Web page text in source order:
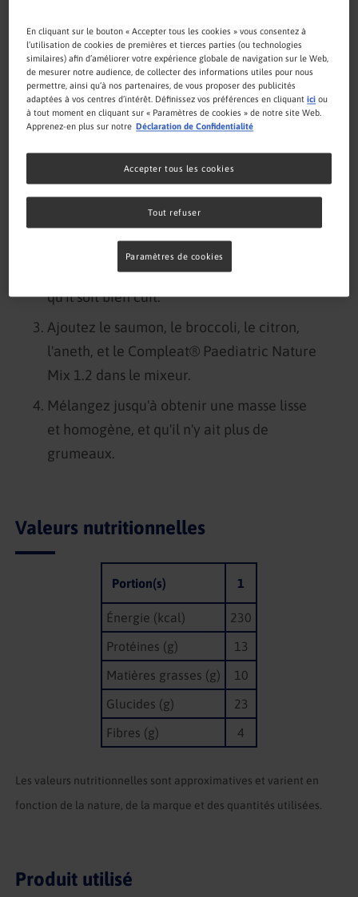
1 Cuillère à café de jus de citron
2
Cuillères à soupe d’aneth, frais, haché
finement (option)
Hachez le brocoli en morceaux et faites-le
Faites cuire ou griller le saumon jusqu'à ce
qu'il soit bien cuit.
Ajoutez le saumon, le broccoli, le citron,
l'aneth, et le Compleat® Paediatric Nature
Mix 1.2 dans le mixeur.
Mélangez jusqu'à obtenir une masse lisse
et homogène, et qu'il n'y ait plus de
grumeaux.
Produit utilisé
Valeurs nutritionnelles
Portion(s) 1
Énergie (kcal)
230
Protéines (g)
13
Matières grasses (g)
10
Glucides (g)
23
Fibres (g)
4
Les valeurs nutritionnelles sont approximatives et varient en
fonction de la nature, de la marque et des quantités utilisées.
En cliquant sur le bouton « Accepter tous les cookies » vous consentez à
l’utilisation de cookies de premières et tierces parties (ou technologies
similaires) afin d’améliorer votre expérience globale de navigation sur le Web,
de mesurer notre audience, de collecter des informations utiles pour nous
permettre, ainsi qu’à nos partenaires, de vous proposer des publicités
adaptées à vos centres d’intérêt. Définissez vos préférences en cliquantici ou
à tout moment en cliquant sur « Paramètres de cookies » de notre site Web.
Apprenez-en plus sur notre Déclaration de Confidentialité
Tout refuser
Accepter tous les cookies
Paramètres de cookies